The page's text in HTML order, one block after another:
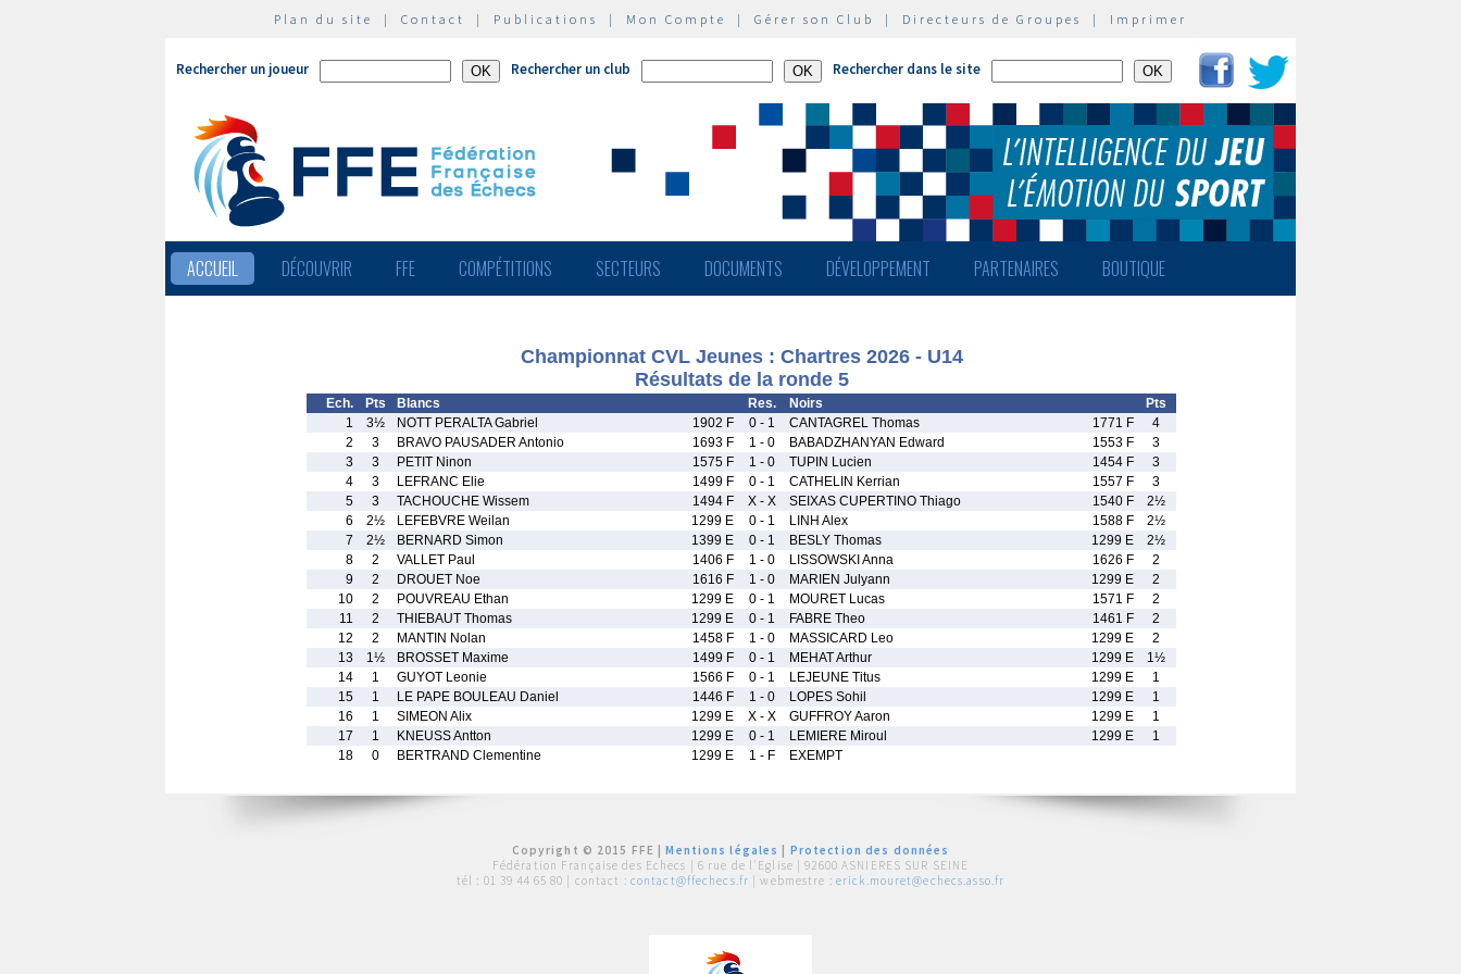
Plan du site | Contact | Publications | Mon Compte | Gérer son Club | Directeurs de Groupes | Imprimer
Rechercher un joueur Rechercher un club Rechercher dans le site
ACCUEIL DÉCOUVRIR FFE COMPÉTITIONS SECTEURS DOCUMENTS DÉVELOPPEMENT PARTENAIRES BOUTIQUE
Championnat CVL Jeunes : Chartres 2026 - U14
Résultats de la ronde 5
Ech. Pts Blancs Res. Noirs
Pts
1
3½ NOTT PERALTA Gabriel 1902 F 0 - 1 CANTAGREL Thomas 1771 F
4
2
3 BRAVO PAUSADER Antonio 1693 F 1 - 0 BABADZHANYAN Edward 1553 F
3
3
3 PETIT Ninon 1575 F 1 - 0 TUPIN Lucien 1454 F
3
4
3 LEFRANC Elie 1499 F 0 - 1 CATHELIN Kerrian 1557 F
3
5
3 TACHOUCHE Wissem 1494 F X - X SEIXAS CUPERTINO Thiago 1540 F
2½
6
2½ LEFEBVRE Weilan 1299 E 0 - 1 LINH Alex 1588 F
2½
7
2½ BERNARD Simon 1399 E 0 - 1 BESLY Thomas 1299 E
2½
8
2 VALLET Paul 1406 F 1 - 0 LISSOWSKI Anna 1626 F
2
9
2 DROUET Noe 1616 F 1 - 0 MARIEN Julyann 1299 E
2
10
2 POUVREAU Ethan 1299 E 0 - 1 MOURET Lucas 1571 F
2
11
2 THIEBAUT Thomas 1299 E 0 - 1 FABRE Theo 1461 F
2
12
2 MANTIN Nolan 1458 F 1 - 0 MASSICARD Leo 1299 E
2
13
1½ BROSSET Maxime 1499 F 0 - 1 MEHAT Arthur 1299 E
1½
14
1 GUYOT Leonie 1566 F 0 - 1 LEJEUNE Titus 1299 E
1
15
1 LE PAPE BOULEAU Daniel 1446 F 1 - 0 LOPES Sohil 1299 E
1
16
1 SIMEON Alix 1299 E X - X GUFFROY Aaron 1299 E
1
17
1 KNEUSS Antton 1299 E 0 - 1 LEMIERE Miroul 1299 E
1
18
0 BERTRAND Clementine 1299 E 1 - F EXEMPT
Copyright © 2015 FFE |Mentions légales
Protection des données
Fédération Française des Echecs | 6 rue de l'Eglise | 92600 ASNIERES SUR SEINE
tél : 01 39 44 65 80 | contact : contact@ffechecs.fr | webmestre : erick.mouret@echecs.asso.fr